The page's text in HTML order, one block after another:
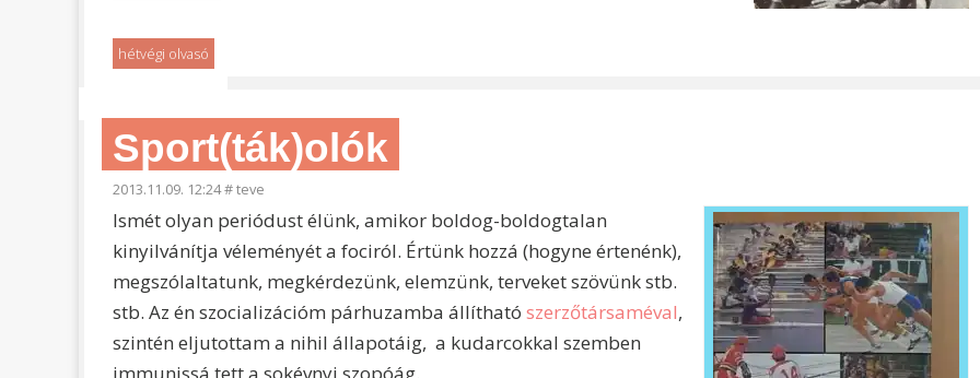
hétvégi olvasó
Sport(ták)olók
2013.11.09. 12:24#teve
Ismét olyan periódust élünk, amikor boldog-boldogtalan
kinyilvánítja véleményét a fociról. Értünk hozzá (hogyne értenénk),
megszólaltatunk, megkérdezünk, elemzünk, terveket szövünk stb.
stb. Az én szocializációm párhuzamba állítható szerzőtársaméval,
szintén eljutottam a nihil állapotáig, a kudarcokkal szemben